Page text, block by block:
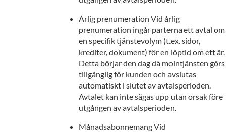
Årlig prenumeration Vid årlig
prenumeration ingår parterna ett avtal om
en specifik tjänstevolym (t.ex. sidor,
krediter, dokument) för en löptid om ett år.
Detta börjar den dag då molntjänsten görs
tillgänglig för kunden och avslutas
automatiskt i slutet av avtalsperioden.
Avtalet kan inte sägas upp utan orsak före
utgången av avtalsperioden.
Månadsabonnemang Vid